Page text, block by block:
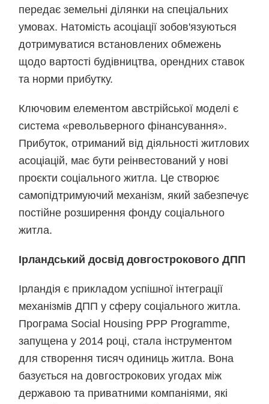
передає земельні ділянки на спеціальних
умовах. Натомість асоціації зобов'язуються
дотримуватися встановлених обмежень
щодо вартості будівництва, орендних ставок
та норми прибутку.
Ключовим елементом австрійської моделі є
система «револьверного фінансування».
Прибуток, отриманий від діяльності житлових
асоціацій, має бути реінвестований у нові
проєкти соціального житла. Це створює
самопідтримуючий механізм, який забезпечує
постійне розширення фонду соціального
житла.
Ірландський досвід довгострокового ДПП
Ірландія є прикладом успішної інтеграції
механізмів ДПП у сферу соціального житла.
Програма Social Housing PPP Programme,
запущена у 2014 році, стала інструментом
для створення тисяч одиниць житла. Вона
базується на довгострокових угодах між
державою та приватними компаніями, які